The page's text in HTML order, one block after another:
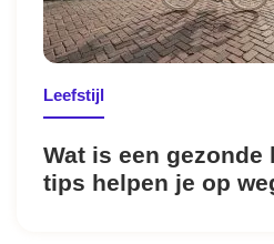
Leefstijl
Wat is een gezonde
tips helpen je op